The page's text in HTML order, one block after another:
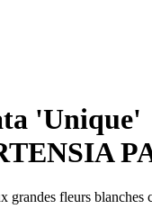
'Unique'
grandes fleurs